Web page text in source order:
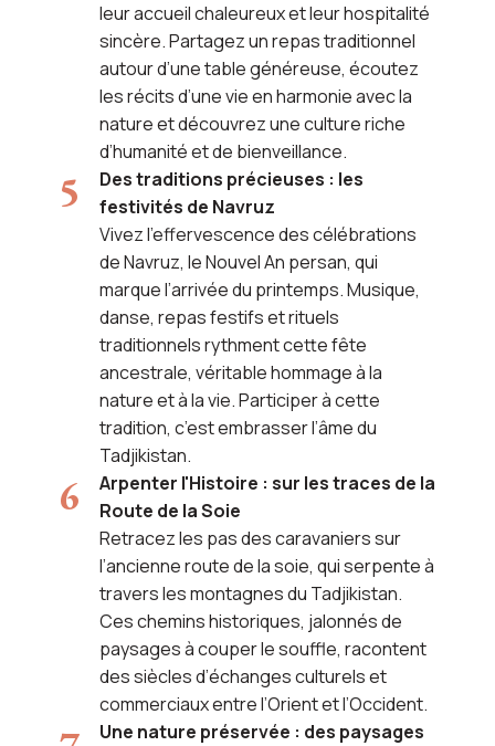
leur accueil chaleureux et leur hospitalité
sincère. Partagez un repas traditionnel
autour d’une table généreuse, écoutez
les récits d’une vie en harmonie avec la
nature et découvrez une culture riche
d’humanité et de bienveillance.
Des traditions précieuses : les
festivités de Navruz
Vivez l’effervescence des célébrations
de Navruz, le Nouvel An persan, qui
marque l’arrivée du printemps. Musique,
danse, repas festifs et rituels
traditionnels rythment cette fête
ancestrale, véritable hommage à la
nature et à la vie. Participer à cette
tradition, c’est embrasser l’âme du
Tadjikistan.
Arpenter l'Histoire : sur les traces de la
Route de la Soie
Retracez les pas des caravaniers sur
l’ancienne route de la soie, qui serpente à
travers les montagnes du Tadjikistan.
Ces chemins historiques, jalonnés de
paysages à couper le souffle, racontent
des siècles d’échanges culturels et
commerciaux entre l’Orient et l’Occident.
Une nature préservée : des paysages